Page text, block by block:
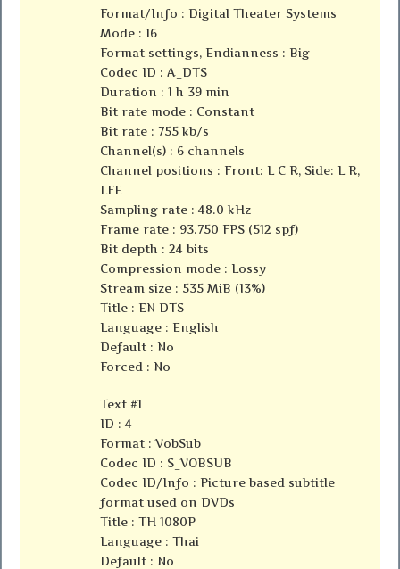
Format/Info : Digital Theater Systems
Mode : 16
Format settings, Endianness : Big
Codec ID : A_DTS
Duration : 1 h 39 min
Bit rate mode : Constant
Bit rate : 755 kb/s
Channel(s) : 6 channels
Channel positions : Front: L C R, Side: L R,
LFE
Sampling rate : 48.0 kHz
Frame rate : 93.750 FPS (512 spf)
Bit depth : 24 bits
Compression mode : Lossy
Stream size : 535 MiB (13%)
Title : EN DTS
Language : English
Default : No
Forced : No
Text #1
ID : 4
Format : VobSub
Codec ID : S_VOBSUB
Codec ID/Info : Picture based subtitle
format used on DVDs
Title : TH 1080P
Language : Thai
Default : No